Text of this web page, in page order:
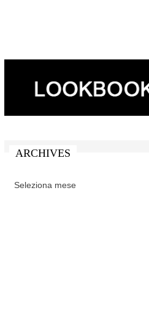
ARCHIVES